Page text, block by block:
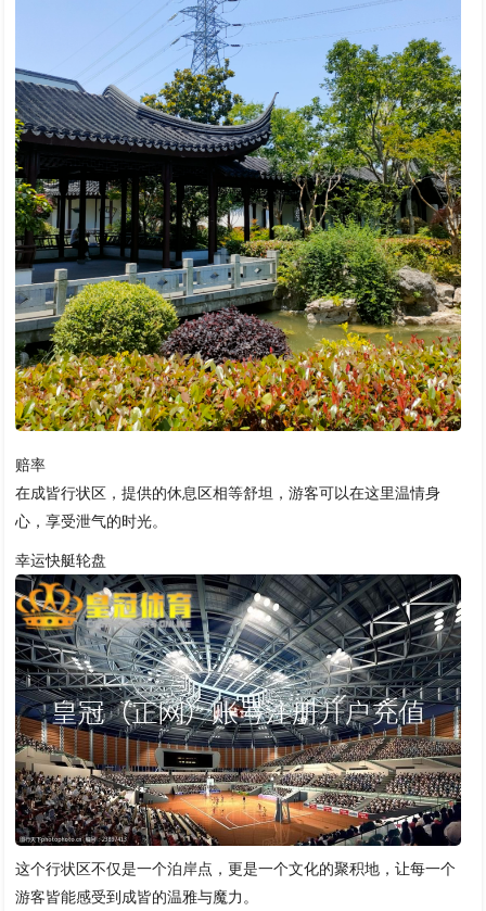
赔率
在成皆行状区，提供的休息区相等舒坦，游客可以在这里温情身
心，享受泄气的时光。
幸运快艇轮盘
这个行状区不仅是一个泊岸点，更是一个文化的聚积地，让每一个
游客皆能感受到成皆的温雅与魔力。